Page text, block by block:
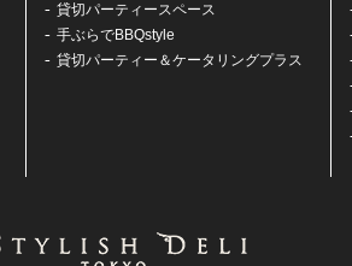
貸切パーティースペース
手ぶらでBBQstyle
貸切パーティー＆ケータリングプラス